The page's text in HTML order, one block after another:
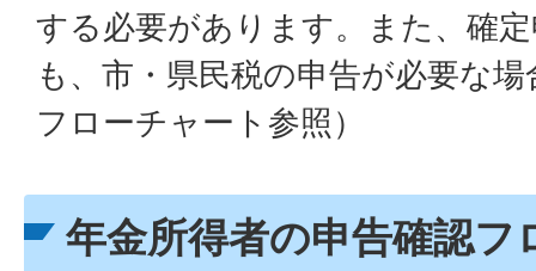
する必要があります。また、確
も、市・県民税の申告が必要な
フローチャート参照）
年金所得者の申告確認フ